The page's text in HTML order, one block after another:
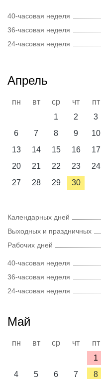
40-часовая неделя
36-часовая неделя
24-часовая неделя
Апрель
пн вт ср чт пт
1
2 3
6
7 8 9 10
13
14 15 16 17
20
21 22 23 24
27
28 29 30
Календарных дней
Выходных и праздничных
Рабочих дней
40-часовая неделя
36-часовая неделя
24-часовая неделя
Май
пн вт ср чт пт
1
4
5 6 7 8